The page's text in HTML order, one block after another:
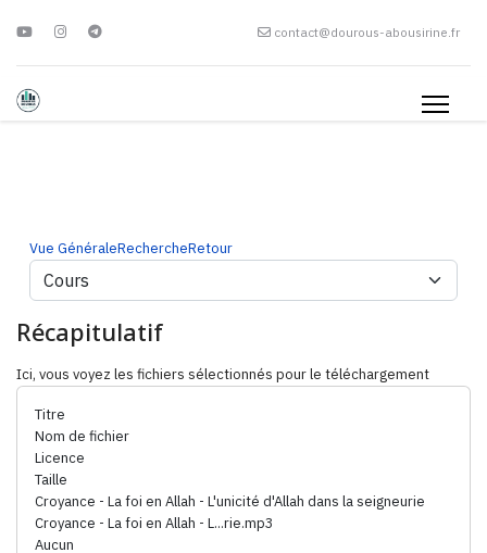
contact@dourous-abousirine.fr
Vue GénéraleRechercheRetour
Récapitulatif
Ici, vous voyez les fichiers sélectionnés pour le téléchargement
Titre
Nom de fichier
Licence
Taille
Croyance - La foi en Allah - L'unicité d'Allah dans la seigneurie
Croyance - La foi en Allah - L...rie.mp3
Aucun